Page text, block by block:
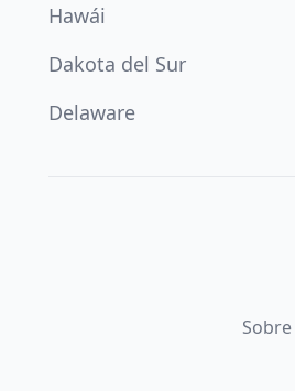
Hawái
Dakota del Sur
Delaware